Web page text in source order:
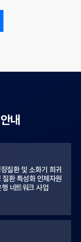
내
질환 및 소화기 희귀
질환 특성화 인체자원
행 네트워크 사업